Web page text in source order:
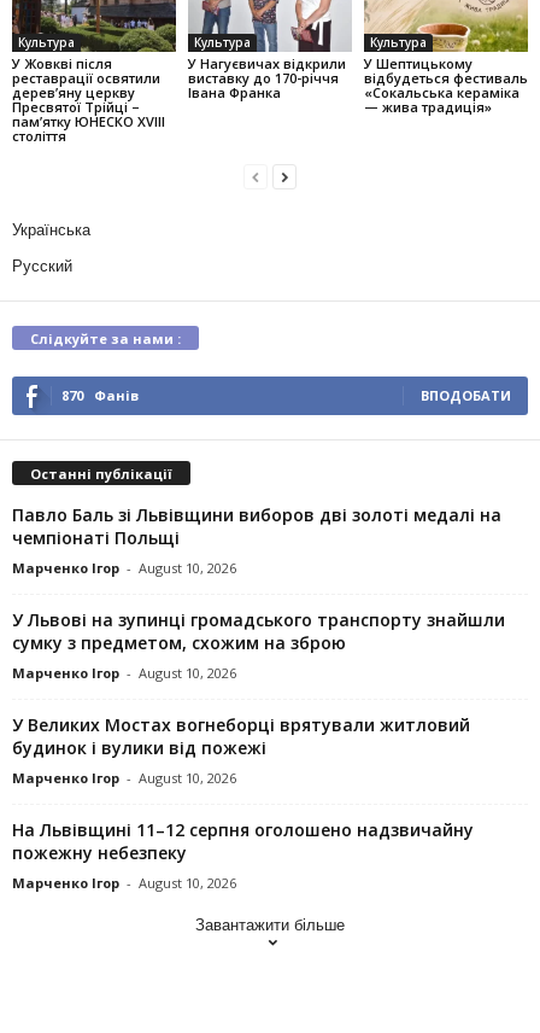
Культура
У Жовкві після
реставрації освятили
дерев’яну церкву
Пресвятої Трійці –
пам’ятку ЮНЕСКО XVIII
століття
Культура
У Нагуєвичах відкрили
виставку до 170-річчя
Івана Франка
Культура
У Шептицькому
відбудеться фестиваль
«Сокальська кераміка
— жива традиція»
Українська
Русский
Слідкуйте за нами :
870 Фанів ВПОДОБАТИ
Останні публікації
Павло Баль зі Львівщини виборов дві золоті медалі на
чемпіонаті Польщі
Марченко Ігор - August 10, 2026
У Львові на зупинці громадського транспорту знайшли
сумку з предметом, схожим на зброю
Марченко Ігор - August 10, 2026
У Великих Мостах вогнеборці врятували житловий
будинок і вулики від пожежі
Марченко Ігор - August 10, 2026
На Львівщині 11–12 серпня оголошено надзвичайну
пожежну небезпеку
Марченко Ігор - August 10, 2026
Завантажити більше